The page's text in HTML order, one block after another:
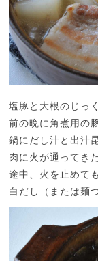
塩豚と大根のじっ
前の晩に角煮用の
鍋にだし汁と出汁
肉に火が通ってき
途中、火を止めて
白だし（または麺